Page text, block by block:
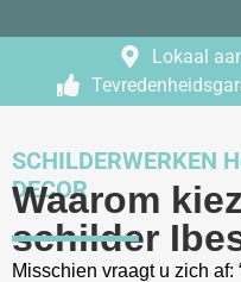
Lokaal
SCHILDERWERKEN
DECOR
Waarom
schilder
Misschien vraagt u zich af: